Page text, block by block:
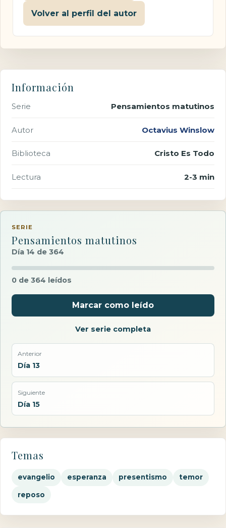
Volver al perfil del autor
Información
Serie Pensamientos matutinos
Autor Octavius Winslow
Biblioteca Cristo Es Todo
Lectura 2-3 min
SERIE
Pensamientos matutinos
Día 14 de 364
0 de 364 leídos
Marcar como leído
Ver serie completa
Anterior
Día 13
Siguiente
Día 15
Temas
evangelio esperanza presentismo temor
reposo